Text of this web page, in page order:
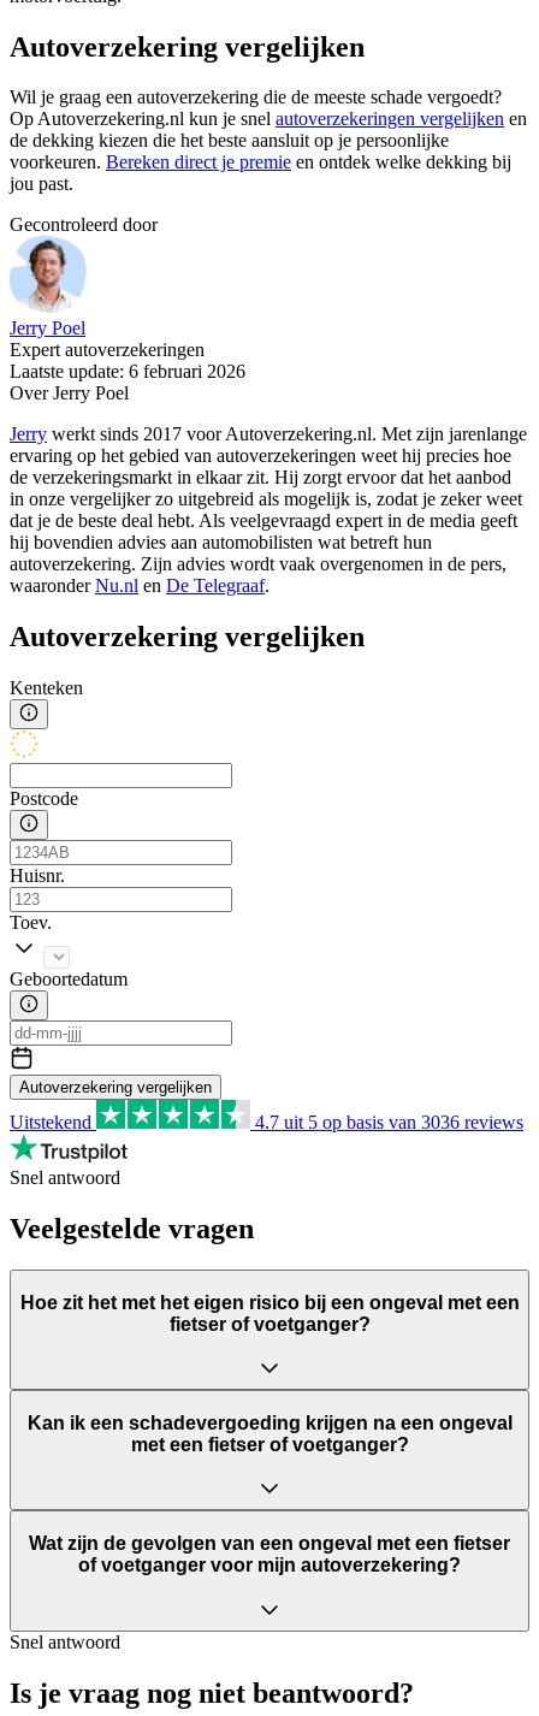
Autoverzekering vergelijken
Wil je graag een autoverzekering die de meeste schade vergoedt?
Op Autoverzekering.nl kun je snel autoverzekeringen vergelijken en
de dekking kiezen die het beste aansluit op je persoonlijke
voorkeuren. Bereken direct je premie en ontdek welke dekking bij
jou past.
Gecontroleerd door
Jerry Poel
Expert autoverzekeringen
Laatste update: 6 februari 2026
Over Jerry Poel
Jerry werkt sinds 2017 voor Autoverzekering.nl. Met zijn jarenlange
ervaring op het gebied van autoverzekeringen weet hij precies hoe
de verzekeringsmarkt in elkaar zit. Hij zorgt ervoor dat het aanbod
in onze vergelijker zo uitgebreid als mogelijk is, zodat je zeker weet
dat je de beste deal hebt. Als veelgevraagd expert in de media geeft
hij bovendien advies aan automobilisten wat betreft hun
autoverzekering. Zijn advies wordt vaak overgenomen in de pers,
waaronderNu.nl en De Telegraaf.
Autoverzekering vergelijken
Kenteken
Postcode
Huisnr.
Toev.
Geboortedatum
Autoverzekering vergelijken
Uitstekend 4.7 uit 5 op basis van 3036 reviews
Snel antwoord
Veelgestelde vragen
Hoe zit het met het eigen risico bij een ongeval met een
fietser of voetganger?
Kan ik een schadevergoeding krijgen na een ongeval
met een fietser of voetganger?
Wat zijn de gevolgen van een ongeval met een fietser
of voetganger voor mijn autoverzekering?
Snel antwoord
Is je vraag nog niet beantwoord?